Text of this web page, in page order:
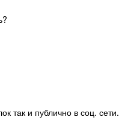
так и публично в соц. сети.